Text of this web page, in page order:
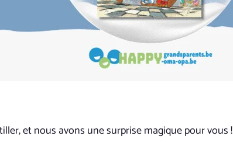
et nous avons une surprise magique pour vous !